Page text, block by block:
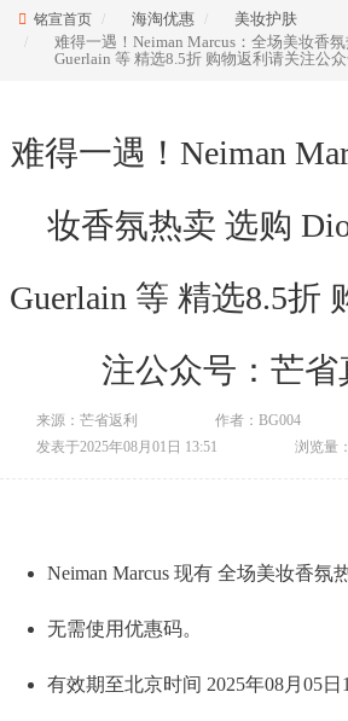
铭宣首页 海淘优惠
美妆护肤
难得一遇！Neiman Marcus：全场美妆香氛
Guerlain 等 精选8.5折 购物返利请关注公
难得一遇！Neiman
妆香氛热卖 选购
Guerlain 等 精选8.5折
注公众号：芒省
来源：芒省返利
作者：BG004
发表于2025年08月01日 13:51
浏览量
Neiman Marcus 现有 全场美妆香氛
无需使用优惠码。
有效期至北京时间 2025年08月05日